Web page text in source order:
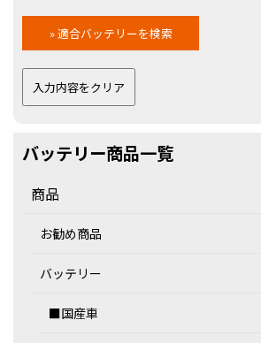
バッテリー商品一覧
商品
お勧め商品
バッテリー
■国産車